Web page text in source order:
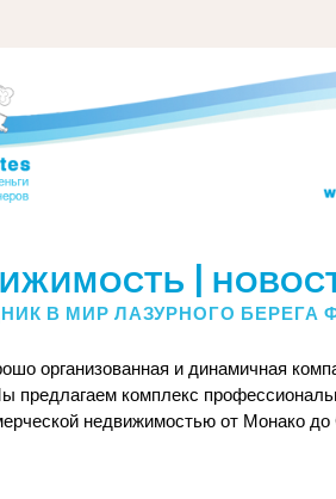
|
В МИР ЛАЗУРНОГО БЕРЕГА
организованная и динамичная
предлагаем комплекс
недвижимостью от Монако